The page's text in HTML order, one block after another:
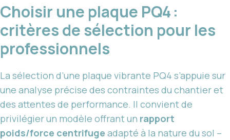
Choisir une plaque PQ4 :
critères de sélection pour les
professionnels
La sélection d’une plaque vibrante PQ4 s’appuie sur
une analyse précise des contraintes du chantier et
des attentes de performance. Il convient de
privilégier un modèle offrant un rapport
poids/force centrifuge adapté à la nature du sol –